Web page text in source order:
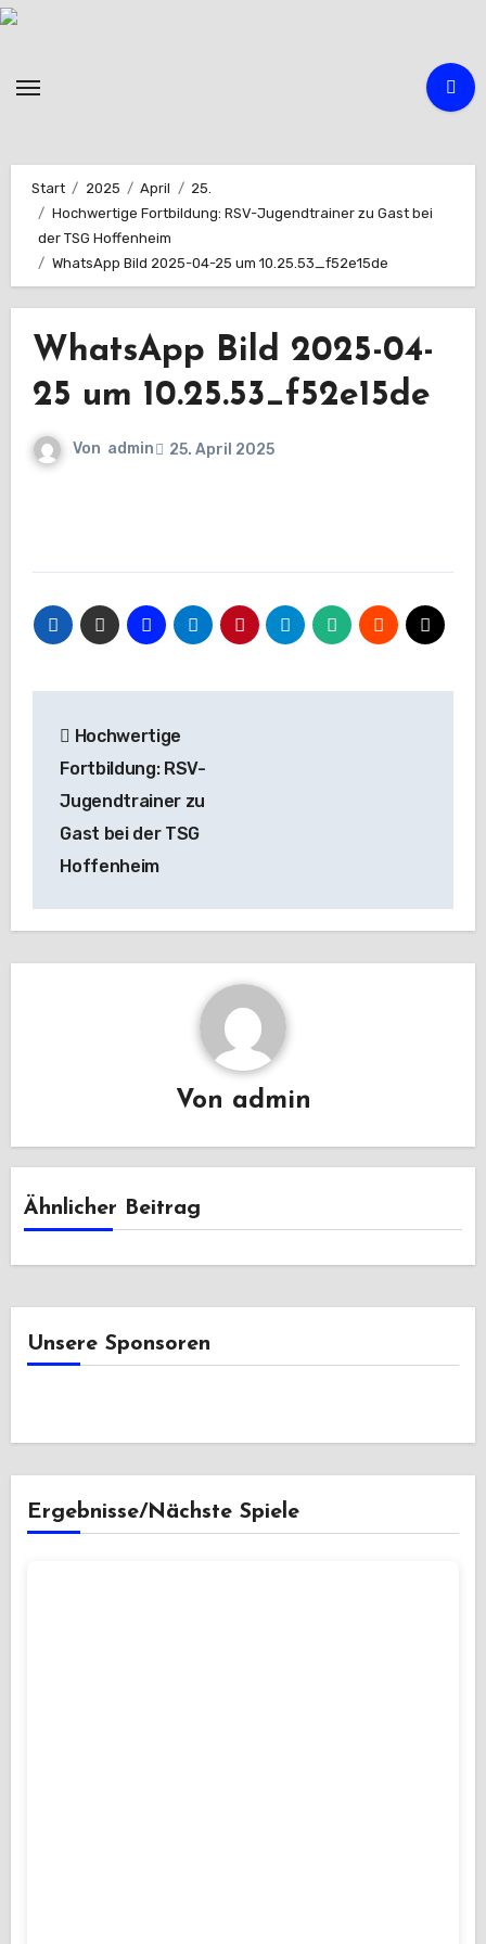
Zum
Start 2025 April
25.
Hochwertige Fortbildung: RSV-Jugendtrainer zu Gast bei
der TSG Hoffenheim
WhatsApp Bild 2025-04-25 um 10.25.53_f52e15de
WhatsApp Bild 2025-04-
25 um 10.25.53_f52e15de
Von admin 25. April 2025
Hochwertige
Fortbildung: RSV-
Jugendtrainer zu
Gast bei der TSG
Hoffenheim
Von admin
Ähnlicher Beitrag
Unsere Sponsoren
Ergebnisse/Nächste Spiele